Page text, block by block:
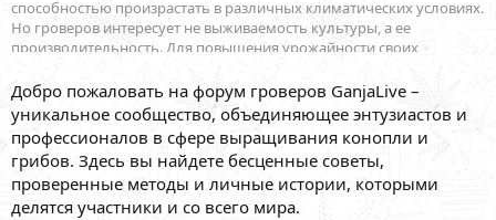
способностью произрастать в различных климатических условиях.
Но гроверов интересует не выживаемость культуры, а ее
производительность. Для повышения урожайности своих
стимуляторы, содержащие необходимые для жизни каннабиса
микроэлементы. В данном разделе собраны полезные статьи о
правилах внесения различных удобрений на разных стадиях
жизненного цикла.
Добро пожаловать на форум гроверов GanjaLive –
уникальное сообщество, объединяющее энтузиастов и
профессионалов в сфере выращивания конопли и
грибов. Здесь вы найдете бесценные советы,
проверенные методы и личные истории, которыми
делятся участники и со всего мира.